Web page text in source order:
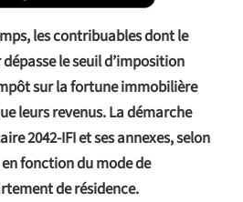
les contribuables dont le
le seuil d’imposition
sur la fortune immobilière
leurs revenus. La démarche
2042-IFI et ses annexes, selon
fonction du mode de
de résidence.